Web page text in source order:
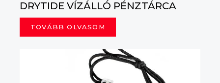
DRYTIDE VÍZÁLLÓ PÉNZTÁRCA
TOVÁBB OLVASOM